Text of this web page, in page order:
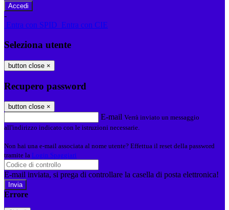
-
Entra con SPID Entra con CIE
Seleziona utente
button close ×
Recupero password
button close ×
E-mail Verrà inviato un messaggio
all'indirizzo indicato con le istruzioni necessarie.
Non hai una e-mail associata al nome utente? Effettua il reset della password
tramite la Login Spaggiari
E-mail inviata, si prega di controllare la casella di posta elettronica!
Errore